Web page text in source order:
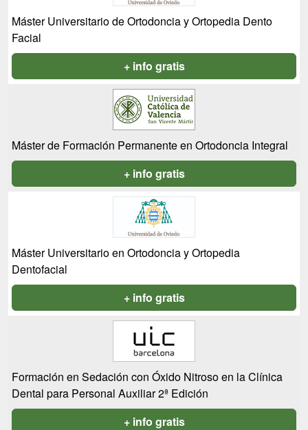
Máster Universitario de Ortodoncia y Ortopedia Dento
Facial
+ info gratis
Máster de Formación Permanente en Ortodoncia Integral
+ info gratis
Máster Universitario en Ortodoncia y Ortopedia
Dentofacial
+ info gratis
Formación en Sedación con Óxido Nitroso en la Clínica
Dental para Personal Auxiliar 2ª Edición
+ info gratis